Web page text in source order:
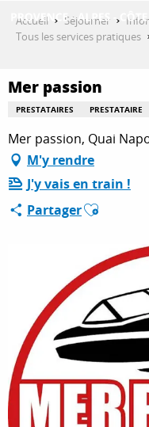
QUE FAIRE ?
SÉJOURNER
ESPACE
Accueil Séjourner
Tous les services pratiques
Mer passion
PRESTATAIRES PRESTATAIRE
Mer passion, Quai
M'y rendre
J'y vais en train !
PartagerAjouter